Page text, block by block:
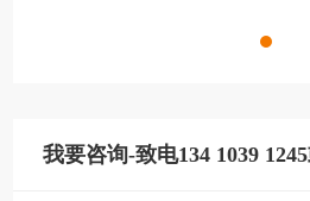
我要咨询-致电134 1039